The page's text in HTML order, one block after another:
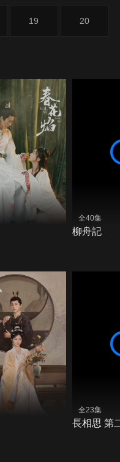
19 20
全40集
柳舟記
全23集
長相思 第